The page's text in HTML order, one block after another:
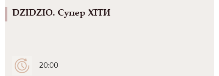
DZIDZIO. Супер ХІТИ
20:00